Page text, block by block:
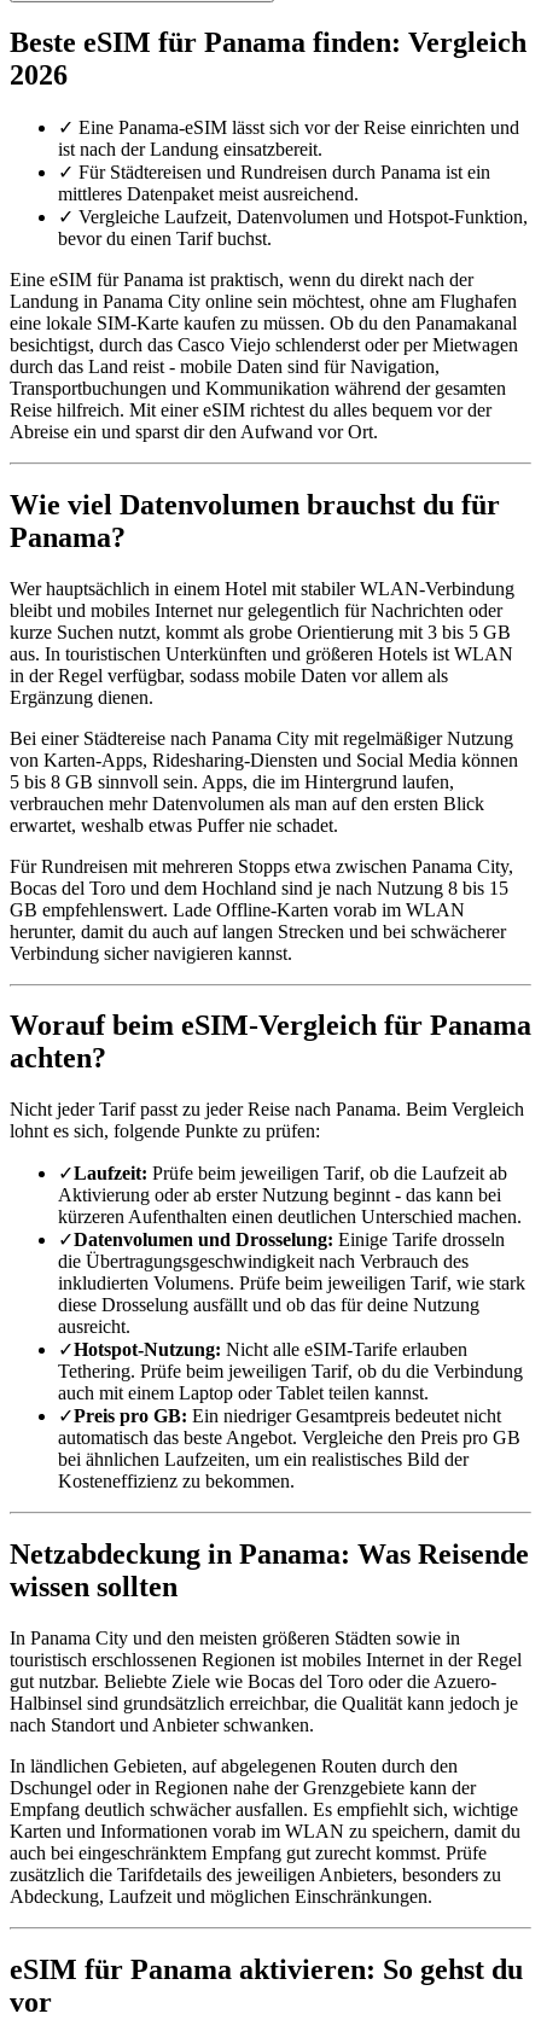
Beste eSIM für Panama finden: Vergleich
2026
✓ Eine Panama-eSIM lässt sich vor der Reise einrichten und
ist nach der Landung einsatzbereit.
✓ Für Städtereisen und Rundreisen durch Panama ist ein
mittleres Datenpaket meist ausreichend.
✓ Vergleiche Laufzeit, Datenvolumen und Hotspot-Funktion,
bevor du einen Tarif buchst.
Eine eSIM für Panama ist praktisch, wenn du direkt nach der
Landung in Panama City online sein möchtest, ohne am Flughafen
eine lokale SIM-Karte kaufen zu müssen. Ob du den Panamakanal
besichtigst, durch das Casco Viejo schlenderst oder per Mietwagen
durch das Land reist - mobile Daten sind für Navigation,
Transportbuchungen und Kommunikation während der gesamten
Reise hilfreich. Mit einer eSIM richtest du alles bequem vor der
Abreise ein und sparst dir den Aufwand vor Ort.
Wie viel Datenvolumen brauchst du für
Panama?
Wer hauptsächlich in einem Hotel mit stabiler WLAN-Verbindung
bleibt und mobiles Internet nur gelegentlich für Nachrichten oder
kurze Suchen nutzt, kommt als grobe Orientierung mit 3 bis 5 GB
aus. In touristischen Unterkünften und größeren Hotels ist WLAN
in der Regel verfügbar, sodass mobile Daten vor allem als
Ergänzung dienen.
Bei einer Städtereise nach Panama City mit regelmäßiger Nutzung
von Karten-Apps, Ridesharing-Diensten und Social Media können
5 bis 8 GB sinnvoll sein. Apps, die im Hintergrund laufen,
verbrauchen mehr Datenvolumen als man auf den ersten Blick
erwartet, weshalb etwas Puffer nie schadet.
Für Rundreisen mit mehreren Stopps etwa zwischen Panama City,
Bocas del Toro und dem Hochland sind je nach Nutzung 8 bis 15
GB empfehlenswert. Lade Offline-Karten vorab im WLAN
herunter, damit du auch auf langen Strecken und bei schwächerer
Verbindung sicher navigieren kannst.
Worauf beim eSIM-Vergleich für Panama
achten?
Nicht jeder Tarif passt zu jeder Reise nach Panama. Beim Vergleich
lohnt es sich, folgende Punkte zu prüfen:
✓Laufzeit: Prüfe beim jeweiligen Tarif, ob die Laufzeit ab
Aktivierung oder ab erster Nutzung beginnt - das kann bei
kürzeren Aufenthalten einen deutlichen Unterschied machen.
✓Datenvolumen und Drosselung: Einige Tarife drosseln
die Übertragungsgeschwindigkeit nach Verbrauch des
inkludierten Volumens. Prüfe beim jeweiligen Tarif, wie stark
diese Drosselung ausfällt und ob das für deine Nutzung
ausreicht.
✓Hotspot-Nutzung: Nicht alle eSIM-Tarife erlauben
Tethering. Prüfe beim jeweiligen Tarif, ob du die Verbindung
auch mit einem Laptop oder Tablet teilen kannst.
✓Preis pro GB: Ein niedriger Gesamtpreis bedeutet nicht
automatisch das beste Angebot. Vergleiche den Preis pro GB
bei ähnlichen Laufzeiten, um ein realistisches Bild der
Kosteneffizienz zu bekommen.
Netzabdeckung in Panama: Was Reisende
wissen sollten
In Panama City und den meisten größeren Städten sowie in
touristisch erschlossenen Regionen ist mobiles Internet in der Regel
gut nutzbar. Beliebte Ziele wie Bocas del Toro oder die Azuero-
Halbinsel sind grundsätzlich erreichbar, die Qualität kann jedoch je
nach Standort und Anbieter schwanken.
In ländlichen Gebieten, auf abgelegenen Routen durch den
Dschungel oder in Regionen nahe der Grenzgebiete kann der
Empfang deutlich schwächer ausfallen. Es empfiehlt sich, wichtige
Karten und Informationen vorab im WLAN zu speichern, damit du
auch bei eingeschränktem Empfang gut zurecht kommst. Prüfe
zusätzlich die Tarifdetails des jeweiligen Anbieters, besonders zu
Abdeckung, Laufzeit und möglichen Einschränkungen.
eSIM für Panama aktivieren: So gehst du
vor